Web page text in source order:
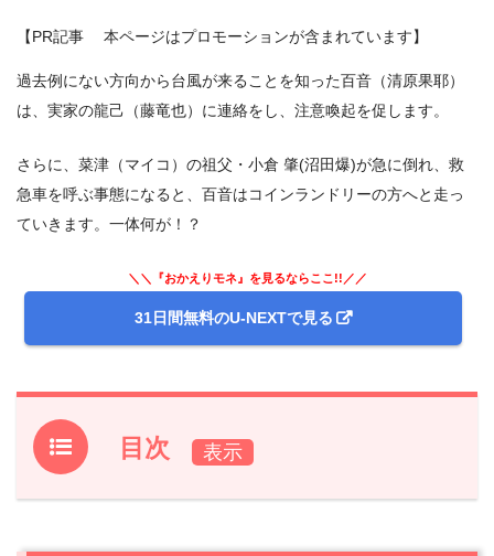
【PR記事 本ページはプロモーションが含まれています】
過去例にない方向から台風が来ることを知った百音（清原果耶）
は、実家の龍己（藤竜也）に連絡をし、注意喚起を促します。
さらに、菜津（マイコ）の祖父・小倉 肇(沼田爆)が急に倒れ、救
急車を呼ぶ事態になると、百音はコインランドリーの方へと走っ
ていきます。一体何が！？
＼＼『おかえりモネ』を見るならここ!!／／
31日間無料のU-NEXTで見る
目次
1.ドラマ『おかえりモネ』前回第11週55話のあらすじと振